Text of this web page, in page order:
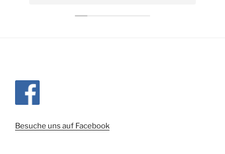
Besuche uns auf Facebook